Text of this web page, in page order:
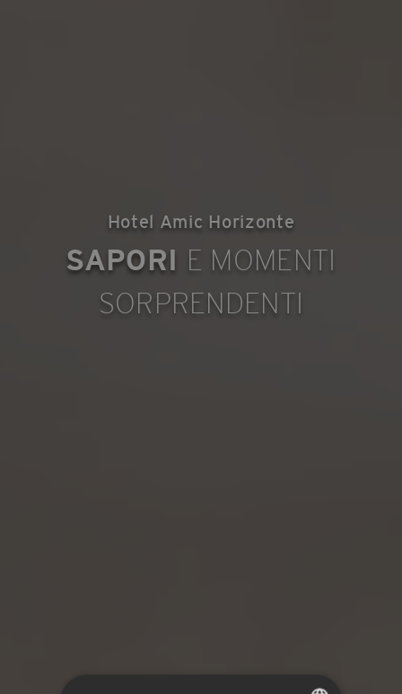
Hotel Amic Horizonte
SAPORI E MOMENTI
SORPRENDENTI